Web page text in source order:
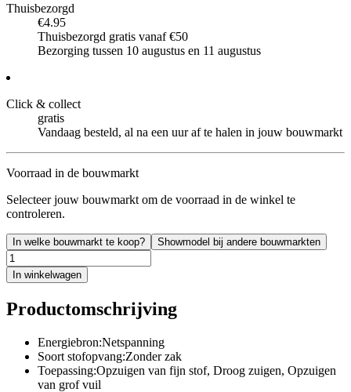
Thuisbezorgd
€4.95
Thuisbezorgd gratis vanaf €50
Bezorging tussen 10 augustus en 11 augustus
Click & collect
gratis
Vandaag besteld, al na een uur af te halen in jouw bouwmarkt
Voorraad in de bouwmarkt
Selecteer jouw bouwmarkt om de voorraad in de winkel te
controleren.
In welke bouwmarkt te koop? Showmodel bij andere bouwmarkten
In winkelwagen
Productomschrijving
Energiebron:Netspanning
Soort stofopvang:Zonder zak
Toepassing:Opzuigen van fijn stof, Droog zuigen, Opzuigen
van grof vuil